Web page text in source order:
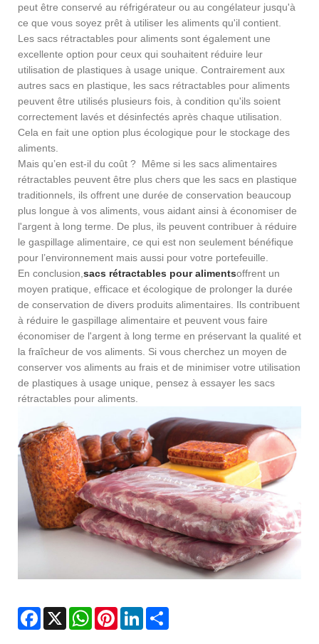
peut être conservé au réfrigérateur ou au congélateur jusqu'à
ce que vous soyez prêt à utiliser les aliments qu'il contient.
Les sacs rétractables pour aliments sont également une
excellente option pour ceux qui souhaitent réduire leur
utilisation de plastiques à usage unique. Contrairement aux
autres sacs en plastique, les sacs rétractables pour aliments
peuvent être utilisés plusieurs fois, à condition qu'ils soient
correctement lavés et désinfectés après chaque utilisation.
Cela en fait une option plus écologique pour le stockage des
aliments.
Mais qu’en est-il du coût ? Même si les sacs alimentaires
rétractables peuvent être plus chers que les sacs en plastique
traditionnels, ils offrent une durée de conservation beaucoup
plus longue à vos aliments, vous aidant ainsi à économiser de
l'argent à long terme. De plus, ils peuvent contribuer à réduire
le gaspillage alimentaire, ce qui est non seulement bénéfique
pour l’environnement mais aussi pour votre portefeuille.
En conclusion, sacs rétractables pour alimentsoffrent un
moyen pratique, efficace et écologique de prolonger la durée
de conservation de divers produits alimentaires. Ils contribuent
à réduire le gaspillage alimentaire et peuvent vous faire
économiser de l'argent à long terme en préservant la qualité et
la fraîcheur de vos aliments. Si vous cherchez un moyen de
conserver vos aliments au frais et de minimiser votre utilisation
de plastiques à usage unique, pensez à essayer les sacs
rétractables pour aliments.
Facebook
X WhatsAppPinterestLinkedIn